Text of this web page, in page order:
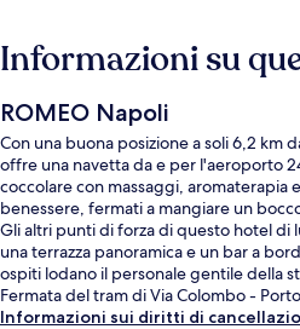
Informazioni su
ROMEO Napoli
Con una buona posizione a soli 6,2 km
offre una navetta da e per l'aeroporto
coccolare con massaggi, aromaterapia
benessere, fermati a mangiare un
Gli altri punti di forza di questo hotel di
una terrazza panoramica e un bar a
ospiti lodano il personale gentile della
Fermata del tram di Via Colombo -
Colombo - De Gasperi, prendere i
Informazioni sui diritti di